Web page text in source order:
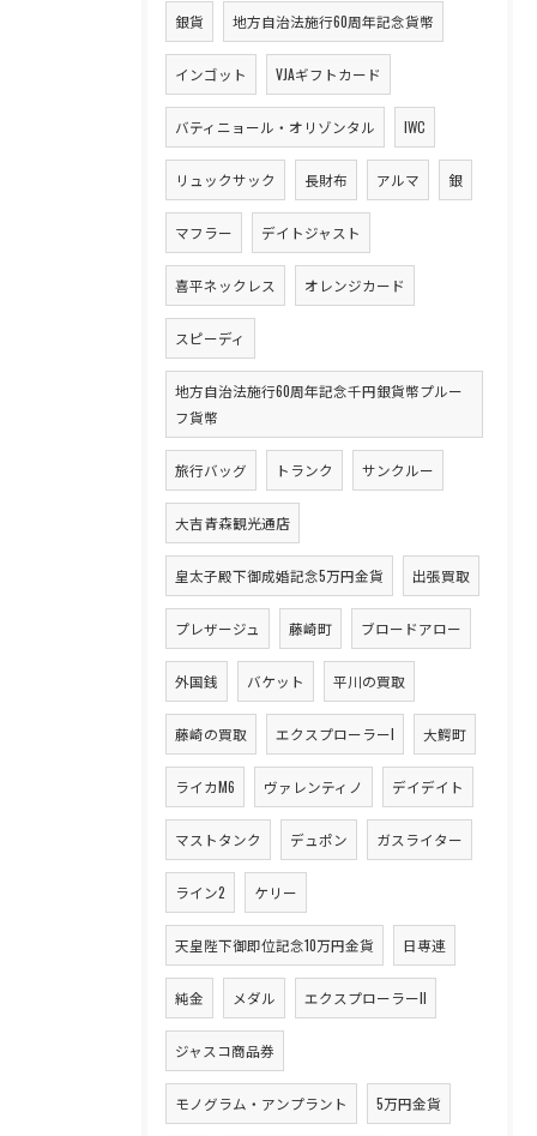
銀貨 地方自治法施行60周年記念貨幣
インゴット VJAギフトカード
バティニョール・オリゾンタル IWC
リュックサック 長財布 アルマ 銀
マフラー デイトジャスト
喜平ネックレス オレンジカード
スピーディ
地方自治法施行60周年記念千円銀貨幣プルー
フ貨幣
旅行バッグ トランク サンクルー
大吉青森観光通店
皇太子殿下御成婚記念5万円金貨 出張買取
プレザージュ 藤崎町 ブロードアロー
外国銭 バケット 平川の買取
藤崎の買取 エクスプローラーI 大鰐町
ライカM6 ヴァレンティノ デイデイト
マストタンク デュポン ガスライター
ライン2 ケリー
天皇陛下御即位記念10万円金貨 日専連
純金 メダル エクスプローラーII
ジャスコ商品券
モノグラム・アンプラント 5万円金貨